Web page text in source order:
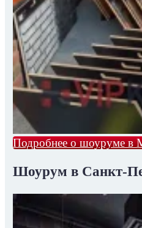
Подробнее о шоуруме в
Шоурум в Санкт-